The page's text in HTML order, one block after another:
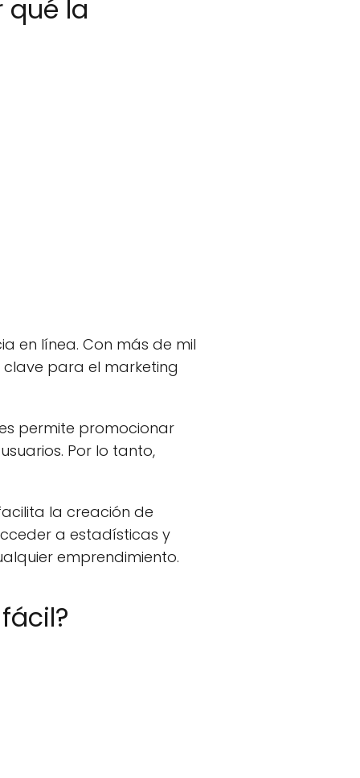
qué la
en línea. Con más de mil
para el marketing
permite promocionar
Por lo tanto,
la creación de
a estadísticas y
emprendimiento.